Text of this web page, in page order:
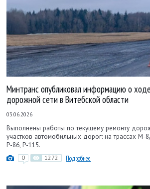
Минтранс опубликовал информацию о
дорожной сети в Витебской области
03.06.2026
Выполнены работы по текущему ремонту
участков автомобильных дорог: на трассах М-
Р-86, Р-115.
0 1272 Подробнее